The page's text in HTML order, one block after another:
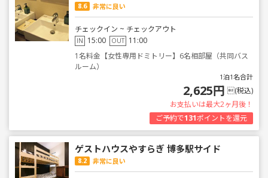
8.6 非常に良い
チェックイン ~ チェックアウト
IN 15:00 OUT 11:00
1名料金【女性専用ドミトリー】6名相部屋（共同バス
ルーム）
1泊1名合計
2,625円 (税込)
お支払いは最大2ヶ月後！
ご予約で131ポイントを還元
ゲストハウスやすらぎ 博多駅サイド
8.2 非常に良い